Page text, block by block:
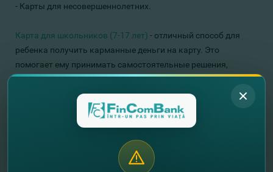
- Карты для несовершеннолетних.
Карта для школьников (7-17 лет) - отличный способ для
ребенка получить карманные деньги на карту. Это
помогает ему принимать самостоятельные решения,
планировать свой бюджет и учит, как правильно
распоряжаться своими деньгами. Студент может
оплачивать с помощью карты покупки в магазине, онлайн-
покупки и снимать деньги в банкомате. Более того, каждый
любом молдавском банкомате любого банка страны.
Фактически, эта опция действительна для всех дебетовых